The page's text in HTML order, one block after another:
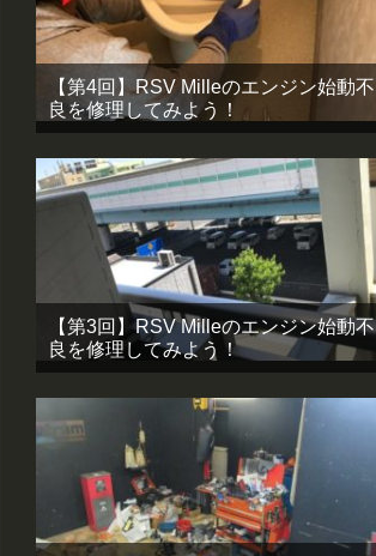
【第4回】RSV Milleのエンジン始動不
良を修理してみよう！
【第3回】RSV Milleのエンジン始動不
良を修理してみよう！